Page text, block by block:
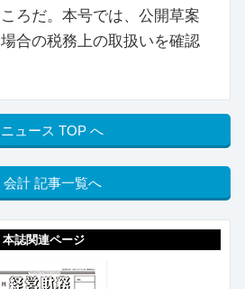
ろだ。本号では、公開草案
合の税務上の取扱いを確認
ニュース TOP へ
会計 記事一覧へ
本誌関連ページ